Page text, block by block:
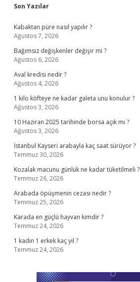
Sidebar
Son Yazılar
Kabaktan püre nasıl yapılır ?
Ağustos 7, 2026
Bağımsız değişkenler değişir mi ?
Ağustos 6, 2026
Aval kredisi nedir ?
Ağustos 4, 2026
1 kilo köfteye ne kadar galeta unu konulur ?
Ağustos 3, 2026
10 Haziran 2025 tarihinde borsa açık mı ?
Ağustos 3, 2026
İstanbul Kayseri arabayla kaç saat sürüyor ?
Temmuz 30, 2026
Kozalak macunu günlük ne kadar tüketilmeli ?
Temmuz 26, 2026
Arabada öpüşmenin cezası nedir ?
Temmuz 25, 2026
Karada en güçlü hayvan kimdir ?
Temmuz 24, 2026
1 kadın 1 erkek kaç yıl ?
Temmuz 24, 2026